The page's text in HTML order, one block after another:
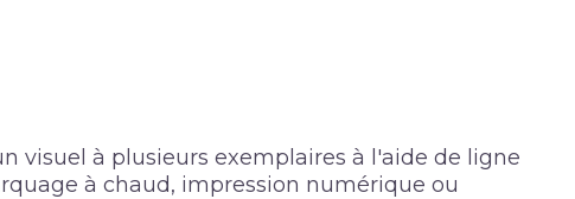
visuel à plusieurs exemplaires à l'aide de ligne
à chaud, impression numérique ou